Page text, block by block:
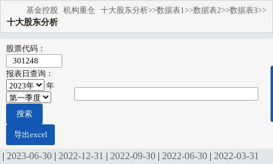
数据表3>>
数据表2>>
数据表1>>
十大股东分析>>
基金控股 机构重仓
十大股东分析
股票代码：
报表日查询：
年
| 2023-06-30 | 2022-12-31 | 2022-09-30 | 2022-06-30 | 2022-03-31